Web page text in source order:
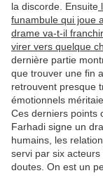
la discorde. Ensuite
funambule qui joue
drame va-t-il
virer vers quelque
dernière partie
que trouver une fin
retrouvent presque
émotionnels
Ces derniers points
Farhadi signe un
humains, les
servi par six
doutes. On est un